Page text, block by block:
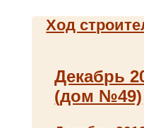
Ход
Декабрь
(дом №49)